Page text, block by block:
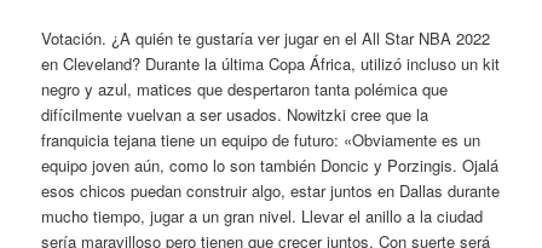
Votación. ¿A quién te gustaría ver jugar en el All Star NBA 2022
en Cleveland? Durante la última Copa África, utilizó incluso un kit
negro y azul, matices que despertaron tanta polémica que
difícilmente vuelvan a ser usados. Nowitzki cree que la
franquicia tejana tiene un equipo de futuro: «Obviamente es un
equipo joven aún, como lo son también Doncic y Porzingis. Ojalá
esos chicos puedan construir algo, estar juntos en Dallas durante
mucho tiempo, jugar a un gran nivel. Llevar el anillo a la ciudad
sería maravilloso pero tienen que crecer juntos. Con suerte será